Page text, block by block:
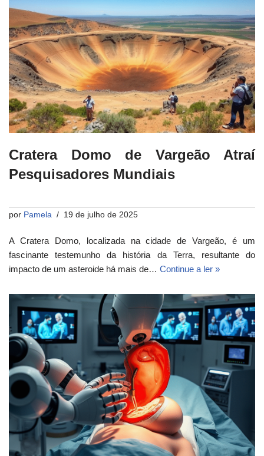
Cratera Domo de Vargeão Atraí
Pesquisadores Mundiais
por Pamela 19 de julho de 2025
A Cratera Domo, localizada na cidade de Vargeão, é um
fascinante testemunho da história da Terra, resultante do
impacto de um asteroide há mais de… Continue a ler »